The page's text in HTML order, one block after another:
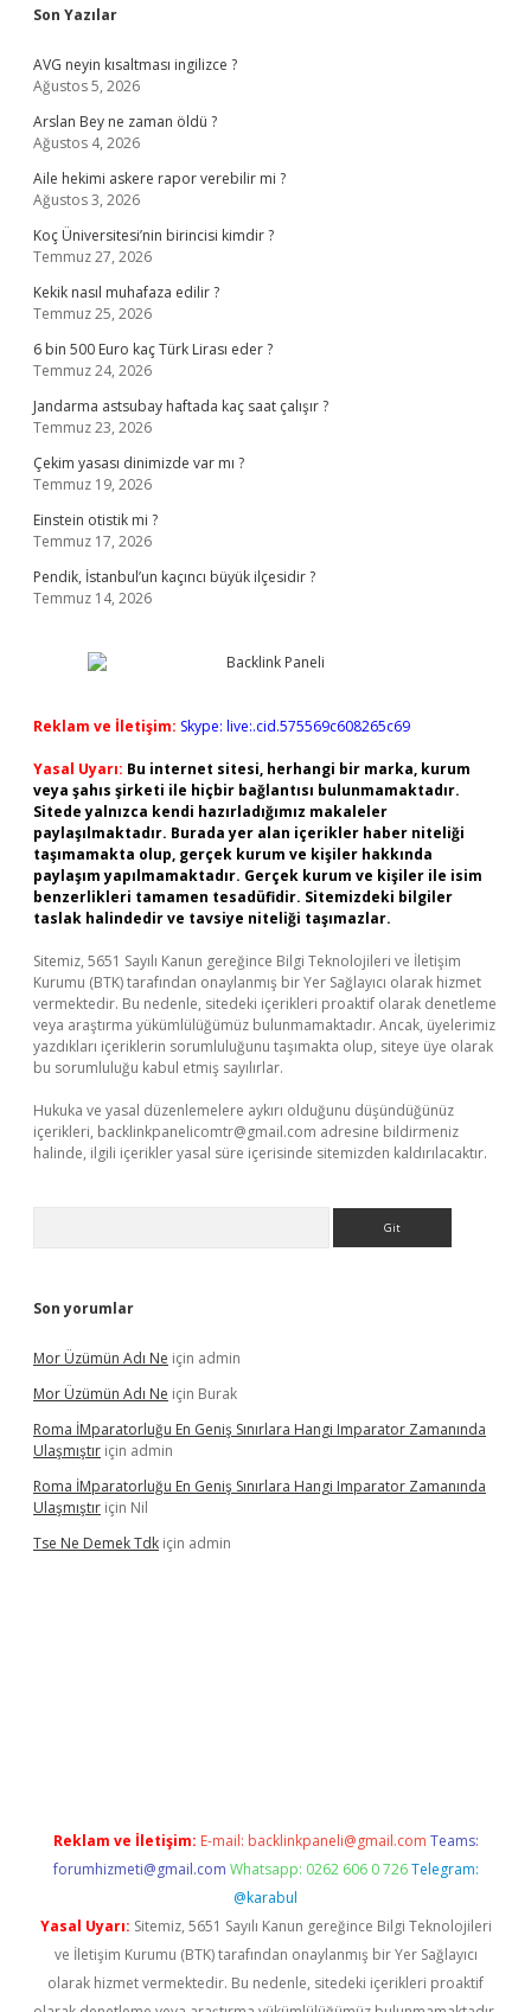
Sidebar
Son Yazılar
AVG neyin kısaltması ingilizce ?
Ağustos 5, 2026
Arslan Bey ne zaman öldü ?
Ağustos 4, 2026
Aile hekimi askere rapor verebilir mi ?
Ağustos 3, 2026
Koç Üniversitesi’nin birincisi kimdir ?
Temmuz 27, 2026
Kekik nasıl muhafaza edilir ?
Temmuz 25, 2026
6 bin 500 Euro kaç Türk Lirası eder ?
Temmuz 24, 2026
Jandarma astsubay haftada kaç saat çalışır ?
Temmuz 23, 2026
Çekim yasası dinimizde var mı ?
Temmuz 19, 2026
Einstein otistik mi ?
Temmuz 17, 2026
Pendik, İstanbul’un kaçıncı büyük ilçesidir ?
Temmuz 14, 2026
Reklam ve İletişim: Skype: live:.cid.575569c608265c69
Yasal Uyarı: Bu internet sitesi, herhangi bir marka, kurum
veya şahıs şirketi ile hiçbir bağlantısı bulunmamaktadır.
Sitede yalnızca kendi hazırladığımız makaleler
paylaşılmaktadır. Burada yer alan içerikler haber niteliği
taşımamakta olup, gerçek kurum ve kişiler hakkında
paylaşım yapılmamaktadır. Gerçek kurum ve kişiler ile isim
benzerlikleri tamamen tesadüfidir. Sitemizdeki bilgiler
taslak halindedir ve tavsiye niteliği taşımazlar.
Sitemiz, 5651 Sayılı Kanun gereğince Bilgi Teknolojileri ve İletişim
Kurumu (BTK) tarafından onaylanmış bir Yer Sağlayıcı olarak hizmet
vermektedir. Bu nedenle, sitedeki içerikleri proaktif olarak denetleme
veya araştırma yükümlülüğümüz bulunmamaktadır. Ancak, üyelerimiz
yazdıkları içeriklerin sorumluluğunu taşımakta olup, siteye üye olarak
bu sorumluluğu kabul etmiş sayılırlar.
Hukuka ve yasal düzenlemelere aykırı olduğunu düşündüğünüz
içerikleri, backlinkpanelicomtr@gmail.com adresine bildirmeniz
halinde, ilgili içerikler yasal süre içerisinde sitemizden kaldırılacaktır.
Son yorumlar
Mor Üzümün Adı Ne için admin
Mor Üzümün Adı Ne için Burak
Roma İMparatorluğu En Geniş Sınırlara Hangi Imparator Zamanında
Ulaşmıştır için admin
Roma İMparatorluğu En Geniş Sınırlara Hangi Imparator Zamanında
Ulaşmıştır için Nil
Tse Ne Demek Tdk için admin
Reklam ve İletişim: E-mail: backlinkpaneli@gmail.com Teams:
forumhizmeti@gmail.com Whatsapp: 0262 606 0 726 Telegram:
@karabul
Yasal Uyarı: Sitemiz, 5651 Sayılı Kanun gereğince Bilgi Teknolojileri
ve İletişim Kurumu (BTK) tarafından onaylanmış bir Yer Sağlayıcı
olarak hizmet vermektedir. Bu nedenle, sitedeki içerikleri proaktif